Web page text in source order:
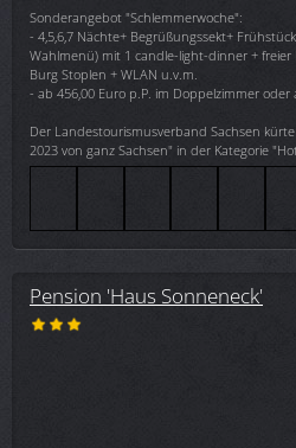
Sonderangebot "Schlemmerwoche":
- 4,5,6,7 Nächte+ Begrüßungssekt+
Wahlmenü) mit 1 candle-light-dinner +
Burg Stoplen + WLAN u.v.m.
- ab 456,00 Euro p.P. im Doppelzimmer oder
Der Landestourismusverband Sachsen
2023 von ganz Sachsen" in der Kategorie
Pension 'Haus Sonneneck'